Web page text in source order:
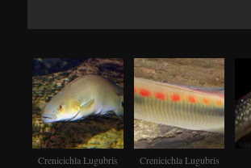
Crenicichla Lugubris
Crenicichla Lugubris